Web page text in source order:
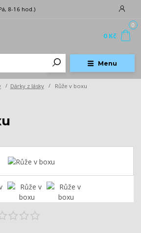
Menu
8-16 hod.)
0
0 Kč
Dárky z lásky Růže v boxu